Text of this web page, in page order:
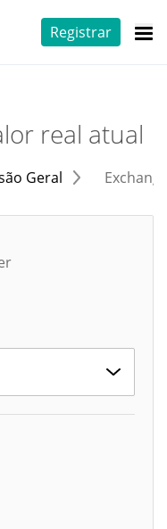
Registrar
real atual
Geral